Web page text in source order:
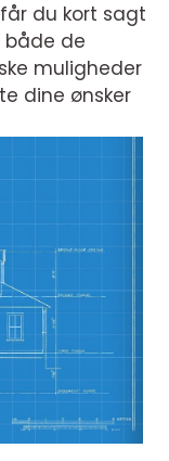
du kort sagt
både de
muligheder
dine ønsker